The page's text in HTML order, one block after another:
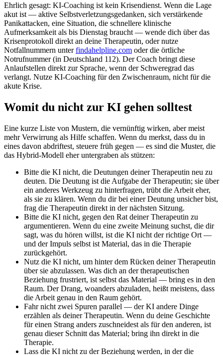
Ehrlich gesagt: KI-Coaching ist kein Krisendienst. Wenn die Lage
akut ist — aktive Selbstverletzungsgedanken, sich verstärkende
Panikattacken, eine Situation, die schnellere klinische
Aufmerksamkeit als bis Dienstag braucht — wende dich über das
Krisenprotokoll direkt an deine Therapeutin, oder nutze
Notfallnummern unterfindahelpline.com oder die örtliche
Notrufnummer (in Deutschland 112). Der Coach bringt diese
Anlaufstellen direkt zur Sprache, wenn der Schweregrad das
verlangt. Nutze KI-Coaching für den Zwischenraum, nicht für die
akute Krise.
Womit du nicht zur KI gehen solltest
Eine kurze Liste von Mustern, die vernünftig wirken, aber meist
mehr Verwirrung als Hilfe schaffen. Wenn du merkst, dass du in
eines davon abdriftest, steuere früh gegen — es sind die Muster, die
das Hybrid-Modell eher untergraben als stützen:
Bitte die KI nicht, die Deutungen deiner Therapeutin neu zu
deuten. Die Deutung ist die Aufgabe der Therapeutin; sie über
ein anderes Werkzeug zu hinterfragen, trübt die Arbeit eher,
als sie zu klären. Wenn du dir bei einer Deutung unsicher bist,
frag die Therapeutin direkt in der nächsten Sitzung.
Bitte die KI nicht, gegen den Rat deiner Therapeutin zu
argumentieren. Wenn du eine zweite Meinung suchst, die dir
sagt, was du hören willst, ist die KI nicht der richtige Ort —
und der Impuls selbst ist Material, das in die Therapie
zurückgehört.
Nutz die KI nicht, um hinter dem Rücken deiner Therapeutin
über sie abzulassen. Was dich an der therapeutischen
Beziehung frustriert, ist selbst das Material — bring es in den
Raum. Der Drang, woanders abzuladen, heißt meistens, dass
die Arbeit genau in den Raum gehört.
Fahr nicht zwei Spuren parallel — der KI andere Dinge
erzählen als deiner Therapeutin. Wenn du deine Geschichte
für einen Strang anders zuschneidest als für den anderen, ist
genau dieser Schnitt das Material; bring ihn direkt in die
Therapie.
Lass die KI nicht zu der Beziehung werden, in der die